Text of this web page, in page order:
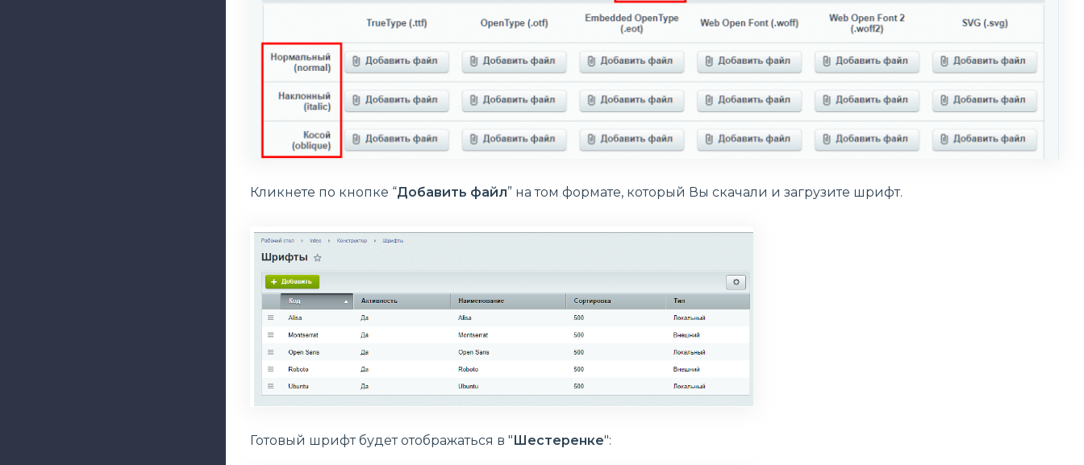
Кликнете по кнопке “Добавить файл” на том формате, который Вы скачали и загрузите шрифт.
Готовый шрифт будет отображаться в "Шестеренке":